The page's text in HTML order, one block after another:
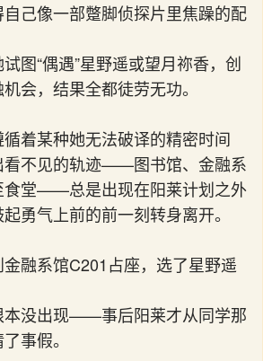
己像一部蹩脚侦探片里焦躁的配
图“偶遇”星野遥或望月祢香，创
会，结果全都徒劳无功。
着某种她无法破译的精密时间
看不见的轨迹——图书馆、金融系
食堂——总是出现在阳莱计划之外
勇气上前的前一刻转身离开。
融系馆C201占座，选了星野遥
本没出现——事后阳莱才从同学那
事假。